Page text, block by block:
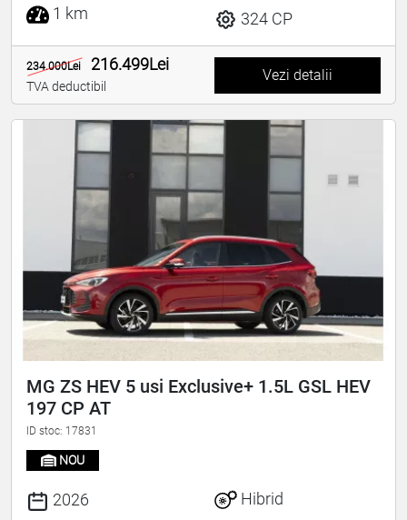
1 km 324 CP
234.000Lei 216.499Lei
TVA deductibil
Vezi detalii
MG ZS HEV 5 usi Exclusive+ 1.5L GSL HEV
197 CP AT
ID stoc: 17831
NOU
2026
Hibrid